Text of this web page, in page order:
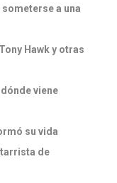
a una
Hawk y otras
viene
su vida
de